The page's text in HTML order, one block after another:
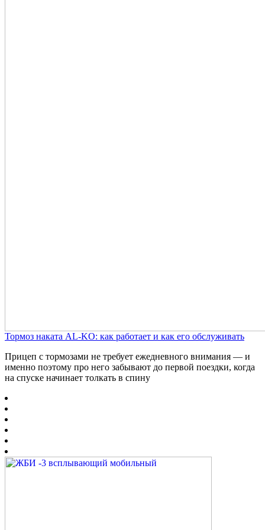
Тормоз наката AL-KO: как работает и как его обслуживать
Прицеп с тормозами не требует ежедневного внимания — и
именно поэтому про него забывают до первой поездки, когда
на спуске начинает толкать в спину